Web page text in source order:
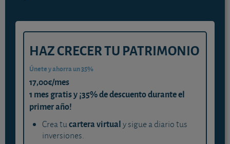
HAZ CRECER TU PATRIMONIO
Únete y ahorra un 35%
17,00€/mes
1 mes gratis y ¡35% de descuento durante el
primer año!
Crea tucartera virtualy sigue a diario tus
inversiones.